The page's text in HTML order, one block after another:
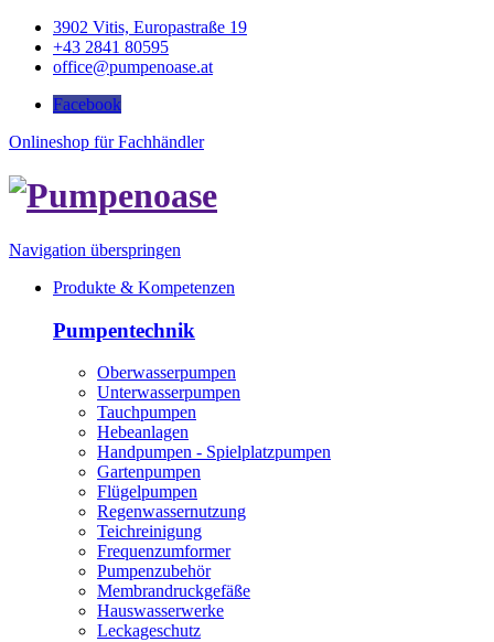
3902 Vitis, Europastraße 19
+43 2841 80595
office@pumpenoase.at
Facebook
Onlineshop für Fachhändler
Navigation überspringen
Produkte & Kompetenzen
Pumpentechnik
Oberwasserpumpen
Unterwasserpumpen
Tauchpumpen
Hebeanlagen
Handpumpen - Spielplatzpumpen
Gartenpumpen
Flügelpumpen
Regenwassernutzung
Teichreinigung
Frequenzumformer
Pumpenzubehör
Membrandruckgefäße
Hauswasserwerke
Leckageschutz